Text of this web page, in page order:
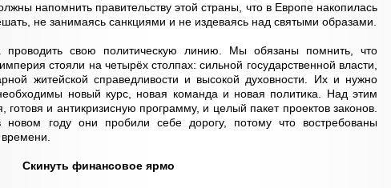
напомнить правительству этой страны, что в Европе накопилась
не занимаясь санкциями и не издеваясь над святыми образами.
проводить свою политическую линию. Мы обязаны помнить, что
стояли на четырёх столпах: сильной государственной власти,
житейской справедливости и высокой духовности. Их и нужно
новый курс, новая команда и новая политика. Над этим
и антикризисную программу, и целый пакет проектов законов.
году они пробили себе дорогу, потому что востребованы
Скинуть финансовое ярмо